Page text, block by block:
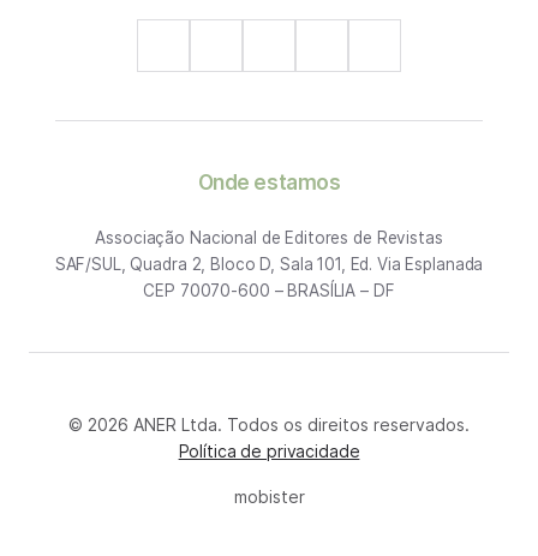
Onde estamos
Associação Nacional de Editores de Revistas
SAF/SUL, Quadra 2, Bloco D, Sala 101, Ed. Via Esplanada
CEP 70070-600 – BRASÍLIA – DF
© 2026 ANER Ltda. Todos os direitos reservados.
Política de privacidade
mobister